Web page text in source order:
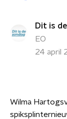
Dit is
EO
24 april
Wilma